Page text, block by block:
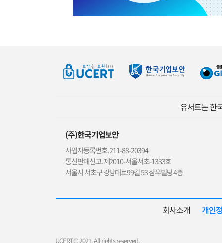
유서트는 한
(주)한국기업보안
사업자등록번호. 211-88-20394
통신판매신고. 제2010-서울서초-1333호
서울시 서초구 강남대로99길 53 삼우빌딩 4층
회사소개 개인
UCERT© 2021. All rights reserved.